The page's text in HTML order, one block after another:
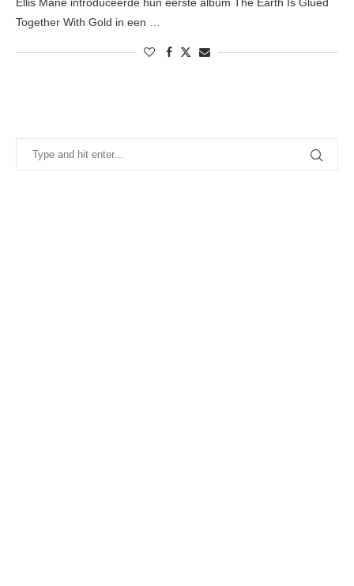
Ellis Mane introduceerde hun eerste album The Earth Is Glued
Together With Gold in een …